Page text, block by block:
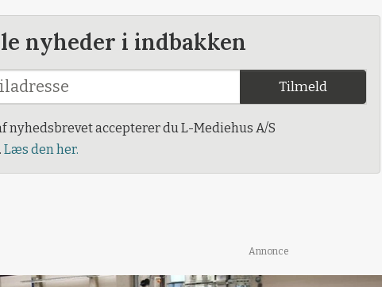
nyheder i indbakken
Tilmeld
nyhedsbrevet accepterer du L-Mediehus A/S
Læs den her.
Annonce